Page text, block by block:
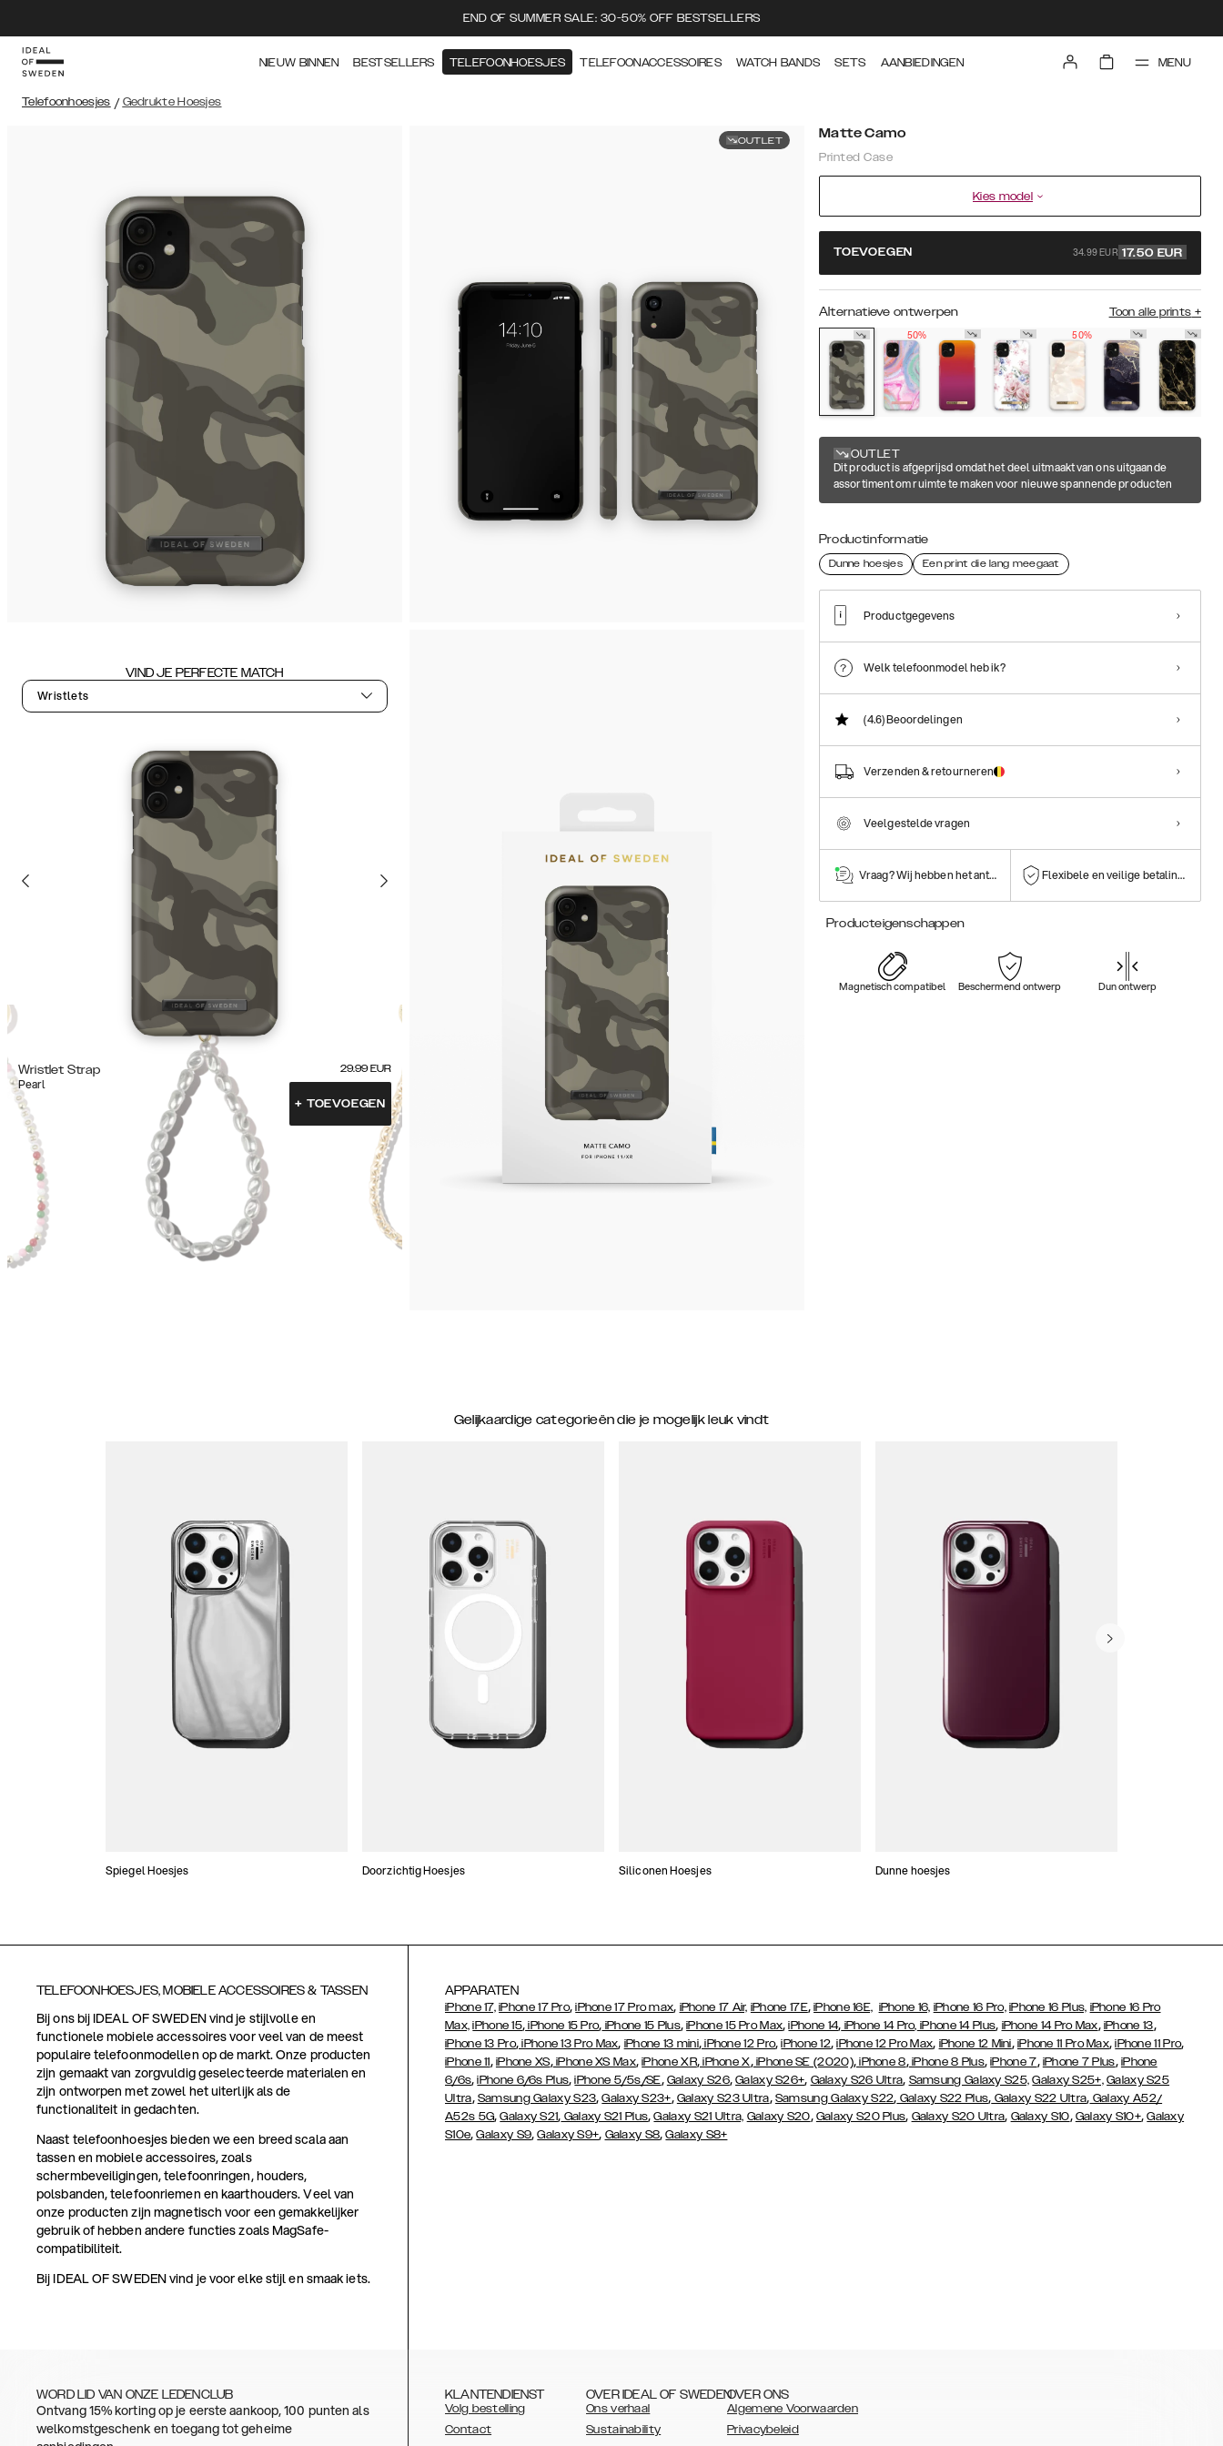
END OF SUMMER SALE: 30-50% OFF BESTSELLERS
NIEUW BINNEN BESTSELLERS TELEFOONHOESJES TELEFOONACCESSOIRES WATCH BANDS SETS AANBIEDINGEN MENU
Telefoonhoesjes / Gedrukte Hoesjes
OUTLET
VIND JE PERFECTE MATCH
Wristlets
Wristlet Strap
Pearl
29.99 EUR
+ TOEVOEGEN
Matte Camo
Printed Case
Kies model
TOEVOEGEN 34.99 EUR 17.50 EUR
Alternatieve ontwerpen Toon alle prints +
50%
50%
OUTLET
Dit product is afgeprijsd omdat het deel uitmaakt van ons uitgaande
assortiment om ruimte te maken voor nieuwe spannende producten
Productinformatie
Dunne hoesjes Een print die lang meegaat
Productgegevens
Welk telefoonmodel heb ik?
(4.6)Beoordelingen
Verzenden & retourneren
Veelgestelde vragen
Vraag? Wij hebben het antwoord! Flexibele en veilige betalingen
Producteigenschappen
Magnetisch compatibel Beschermend ontwerp Dun ontwerp
Gelijkaardige categorieën die je mogelijk leuk vindt
Spiegel Hoesjes Doorzichtig Hoesjes Siliconen Hoesjes Dunne hoesjes
TELEFOONHOESJES, MOBIELE ACCESSOIRES & TASSEN
Bij ons bij IDEAL OF SWEDEN vind je stijlvolle en
functionele mobiele accessoires voor veel van de meest
populaire telefoonmodellen op de markt. Onze producten
zijn gemaakt van zorgvuldig geselecteerde materialen en
zijn ontworpen met zowel het uiterlijk als de
functionaliteit in gedachten.
Naast telefoonhoesjes bieden we een breed scala aan
tassen en mobiele accessoires, zoals
schermbeveiligingen, telefoonringen, houders,
polsbanden, telefoonriemen en kaarthouders. Veel van
onze producten zijn magnetisch voor een gemakkelijker
gebruik of hebben andere functies zoals MagSafe-
compatibiliteit.
Bij IDEAL OF SWEDEN vind je voor elke stijl en smaak iets.
APPARATEN
iPhone 17, iPhone 17 Pro,iPhone 17 Pro max, iPhone 17 Air, iPhone 17E,iPhone 16E, iPhone 16, iPhone 16 Pro, iPhone 16 Plus, iPhone 16 Pro
Max, iPhone 15, iPhone 15 Pro, iPhone 15 Plus,iPhone 15 Pro Max,iPhone 14, iPhone 14 Pro, iPhone 14 Plus, iPhone 14 Pro Max, iPhone 13,
iPhone 13 Pro, iPhone 13 Pro Max, iPhone 13 mini,iPhone 12 Pro,iPhone 12,iPhone 12 Pro Max, iPhone 12 Mini, iPhone 11 Pro Max,iPhone 11 Pro,
iPhone 11, iPhone XS,iPhone XS Max,iPhone XR,iPhone X,iPhone SE (2020),iPhone 8,iPhone 8 Plus,iPhone 7, iPhone 7 Plus, iPhone
6/6s,iPhone 6/6s Plus,iPhone 5/5s/SE, Galaxy S26,Galaxy S26+, Galaxy S26 Ultra, Samsung Galaxy S25, Galaxy S25+, Galaxy S25
Ultra, Samsung Galaxy S23,Galaxy S23+, Galaxy S23 Ultra, Samsung Galaxy S22, Galaxy S22 Plus, Galaxy S22 Ultra, Galaxy A52/
A52s 5G,Galaxy S21, Galaxy S21 Plus,Galaxy S21 Ultra, Galaxy S20, Galaxy S20 Plus, Galaxy S20 Ultra, Galaxy S10, Galaxy S10+,Galaxy
S10e,Galaxy S9,Galaxy S9+, Galaxy S8,Galaxy S8+
WORD LID VAN ONZE LEDENCLUB
Ontvang 15% korting op je eerste aankoop, 100 punten als
welkomstgeschenk en toegang tot geheime
KLANTENDIENST
Volg bestelling
Contact
OVER IDEAL OF SWEDEN
Ons verhaal
Sustainability
OVER ONS
Algemene Voorwaarden
Privacybeleid